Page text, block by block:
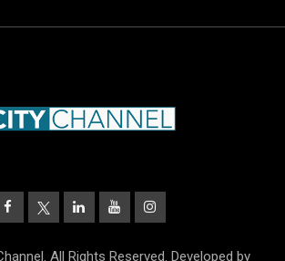
All Rights Reserved. Developed by